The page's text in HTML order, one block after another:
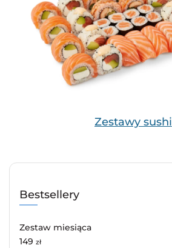
Zestawy sushi
Bestsellery
Zestaw miesiąca
149 zł